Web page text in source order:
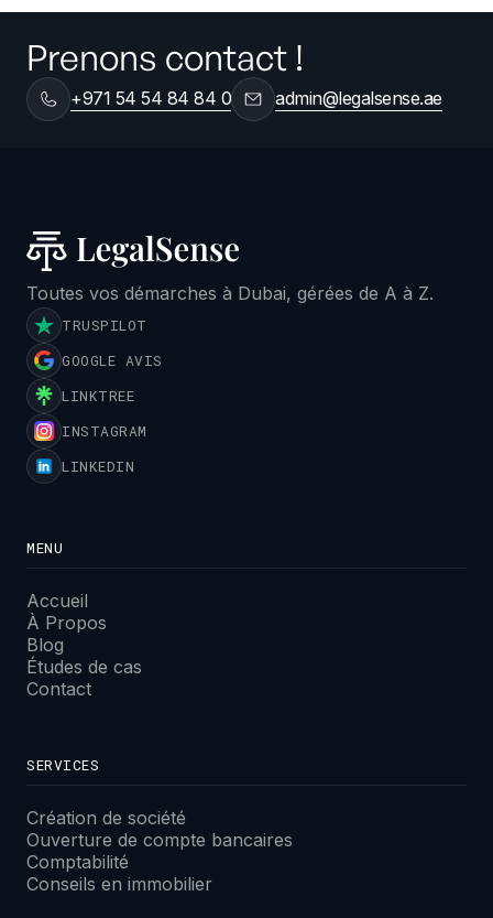
Prenons contact !
+971 54 54 84 84 0 admin@legalsense.ae
Toutes vos démarches à Dubai, gérées de A à Z.
TRUSPILOT
GOOGLE AVIS
LINKTREE
INSTAGRAM
LINKEDIN
MENU
Accueil
À Propos
Blog
Études de cas
Contact
SERVICES
Création de société
Ouverture de compte bancaires
Comptabilité
Conseils en immobilier